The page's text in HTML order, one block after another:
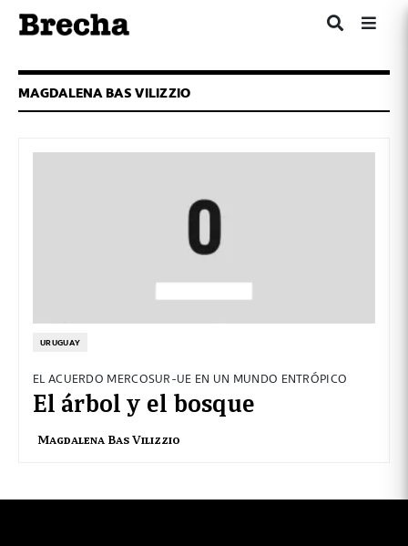
MAGDALENA BAS VILIZZIO
URUGUAY
EL ACUERDO MERCOSUR-UE EN UN MUNDO ENTRÓPICO
El árbol y el bosque
Magdalena Bas Vilizzio